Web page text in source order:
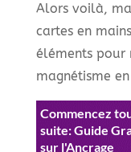
Alors voilà,
cartes en
éléments pour
magnétisme